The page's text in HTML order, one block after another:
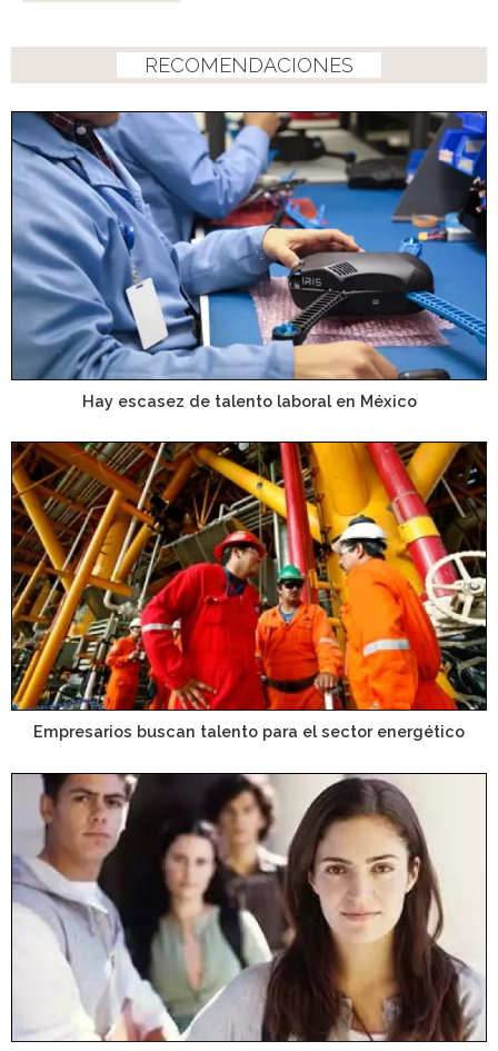
RECOMENDACIONES
Hay escasez de talento laboral en México
Empresarios buscan talento para el sector energético